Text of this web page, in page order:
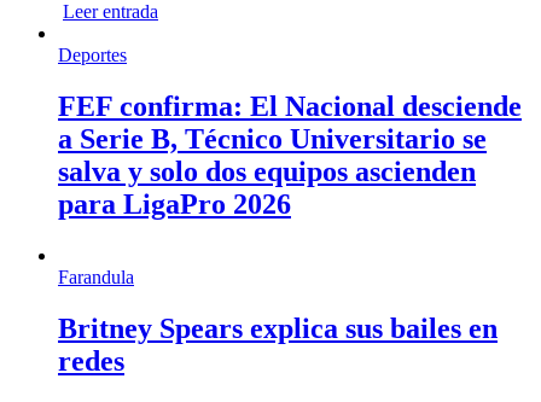
Leer entrada
Deportes
FEF confirma: El Nacional desciende
a Serie B, Técnico Universitario se
salva y solo dos equipos ascienden
para LigaPro 2026
Farandula
Britney Spears explica sus bailes en
redes